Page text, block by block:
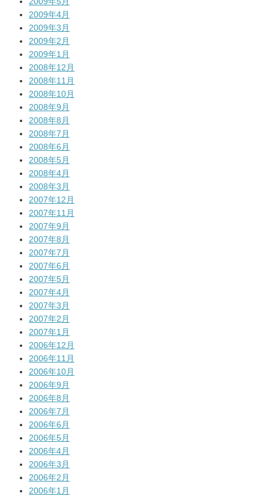
2009年4月
2009年3月
2009年2月
2009年1月
2008年12月
2008年11月
2008年10月
2008年9月
2008年8月
2008年7月
2008年6月
2008年5月
2008年4月
2008年3月
2007年12月
2007年11月
2007年9月
2007年8月
2007年7月
2007年6月
2007年5月
2007年4月
2007年3月
2007年2月
2007年1月
2006年12月
2006年11月
2006年10月
2006年9月
2006年8月
2006年7月
2006年6月
2006年5月
2006年4月
2006年3月
2006年2月
2006年1月